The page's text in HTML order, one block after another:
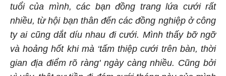
tuổi của mình, các bạn đồng trang lứa cưới rất
nhiều, từ hội bạn thân đến các đồng nghiệp ở công
ty ai cũng dắt díu nhau đi cưới. Mình thấy bỡ ngỡ
và hoảng hốt khi mà ‘tấm thiệp cưới trên bàn, thời
gian địa điểm rõ ràng' ngày càng nhiều. Cũng bởi